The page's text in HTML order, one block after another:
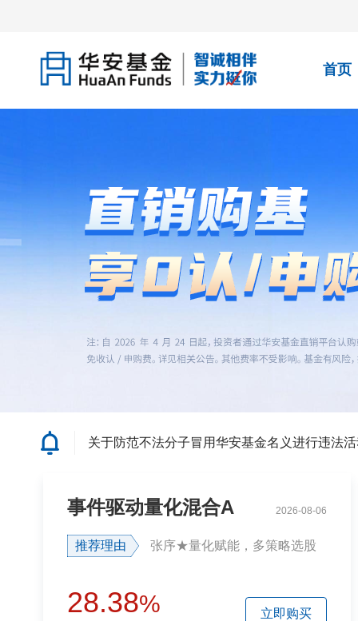
首页
华安基金，实力「挺」你！
关于防范不法分子冒用华安基金名义进行违法
华安基金，实力「挺」你！
事件驱动量化混合A 2026-08-06
推荐理由 张序★量化赋能，多策略选股
28.38% 立即购买